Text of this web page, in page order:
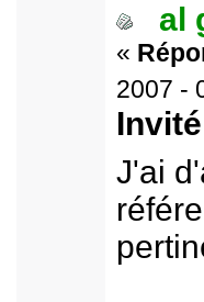
al
«
2007 -
Invité
J'ai